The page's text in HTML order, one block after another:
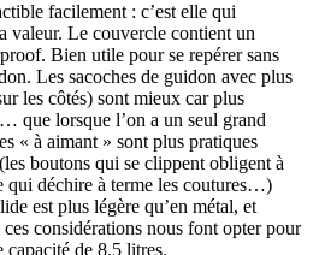
facilement : c’est elle qui
valeur. Le couvercle contient un
Bien utile pour se repérer sans
Les sacoches de guidon avec plus
les côtés) sont mieux car plus
que lorsque l’on a un seul grand
« à aimant » sont plus pratiques
boutons qui se clippent obligent à
qui déchire à terme les coutures…)
est plus légère qu’en métal, et
considérations nous font opter pour
de 8.5 litres.